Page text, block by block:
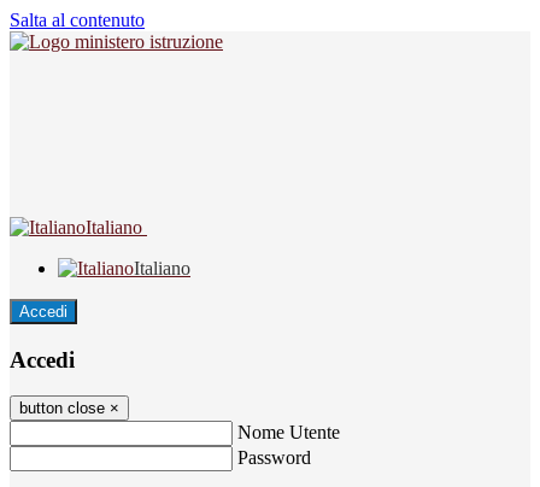
Salta al contenuto
Italiano
Italiano
Accedi
Accedi
button close ×
Nome Utente
Password